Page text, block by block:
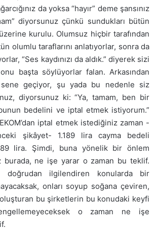
da yoksa “hayır” deme şansınız
diyorsunuz çünkü sundukları bütün
kurulu. Olumsuz hiçbir tarafından
olumlu taraflarını anlatıyorlar, sonra da
“Ses kaydınızı da aldık.” diyerek sizi
başta söylüyorlar falan. Arkasından
geçiyor, şu yada bu nedenle siz
diyorsunuz ki: “Ya, tamam, ben bir
bedelini ve iptal etmek istiyorum.”
iptal etmek istediğiniz zaman -
şikâyet- 1.189 lira cayma bedeli
lira. Şimdi, buna yönelik bir önlem
burada, ne işe yarar o zaman bu teklif.
doğrudan ilgilendiren konularda bir
onları soyup soğana çeviren,
bu şirketlerin bu konudaki keyfi
engellemeyeceksek o zaman ne işe